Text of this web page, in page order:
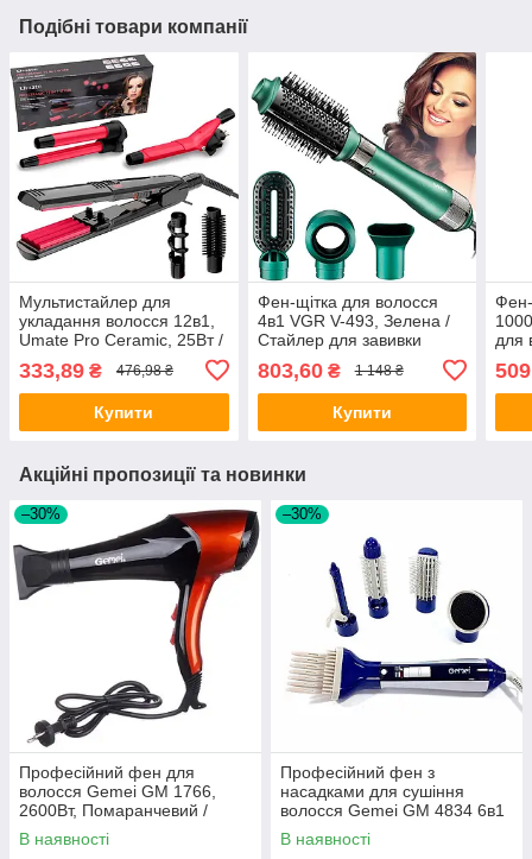
Подібні товари компанії
Мультистайлер для
укладання волосся 12в1,
Umate Pro Ceramic, 25Вт /
Стайлер для волосся
333,89 ₴ 476,98 ₴
Купити
Фен-щітка для волосся
4в1 VGR V-493, Зелена /
Стайлер для завивки
укладання волосся /
Мультифен
803,60₴ 1 148 ₴
Купити
Фен-
для
Фен
509
Акційні пропозиції та новинки
–30%
Професійний фен для
волосся Gemei GM 1766,
2600Вт, Помаранчевий /
Маленький фен для сушіння
волосся
В наявності
–30%
Професійний фен з
насадками для сушіння
волосся Gemei GM 4834 6в1
/ Фен-стайлер
В наявності